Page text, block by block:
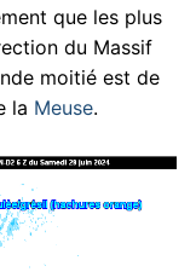
que les plus
du Massif
moitié est de
la Meuse.